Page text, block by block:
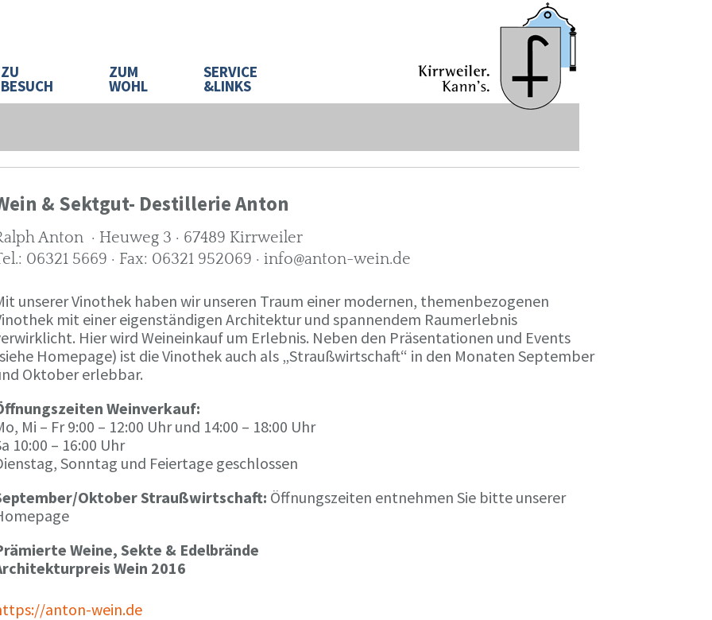
ZU
BESUCH
ZUM
WOHL
SERVICE
&LINKS
& Sektgut- Destillerie Anton
Anton · Heuweg 3 · 67489 Kirrweiler
06321 5669 · Fax: 06321 952069 · info@anton-wein.de
unserer Vinothek haben wir unseren Traum einer modernen, themenbezogenen
mit einer eigenständigen Architektur und spannendem Raumerlebnis
Hier wird Weineinkauf um Erlebnis. Neben den Präsentationen und Events
Homepage) ist die Vinothek auch als „Straußwirtschaft“ in den Monaten September
Oktober erlebbar.
Weinverkauf:
Mi – Fr 9:00 – 12:00 Uhr und 14:00 – 18:00 Uhr
10:00 – 16:00 Uhr
Sonntag und Feiertage geschlossen
Oktober Straußwirtschaft: Öffnungszeiten entnehmen Sie bitte unserer
Weine, Sekte & Edelbrände
Wein 2016
anton-wein.de